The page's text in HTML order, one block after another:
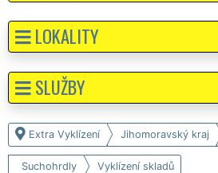
Extra Vyklízení Jihomoravský kraj
Suchohrdly Vyklízení skladů
LOKALITY
SLUŽBY